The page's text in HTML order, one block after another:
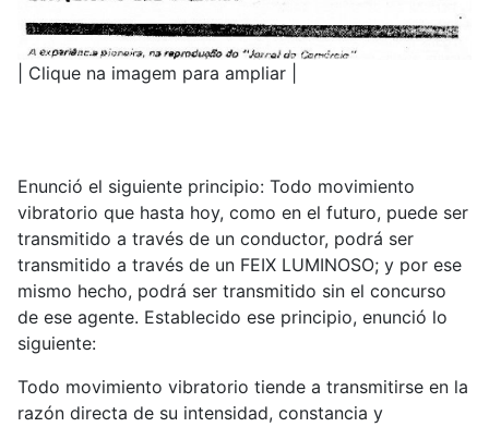
| Clique na imagem para ampliar |
Enunció el siguiente principio: Todo movimiento
vibratorio que hasta hoy, como en el futuro, puede ser
transmitido a través de un conductor, podrá ser
transmitido a través de un FEIX LUMINOSO; y por ese
mismo hecho, podrá ser transmitido sin el concurso
de ese agente. Establecido ese principio, enunció lo
siguiente:
Todo movimiento vibratorio tiende a transmitirse en la
razón directa de su intensidad, constancia y